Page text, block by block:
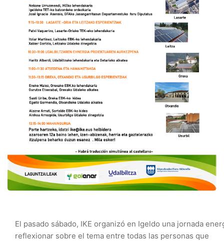
El pasado sábado, IKE organizó en Igeldo una jornada
reflexionar sobre el tema entre todas las personas que